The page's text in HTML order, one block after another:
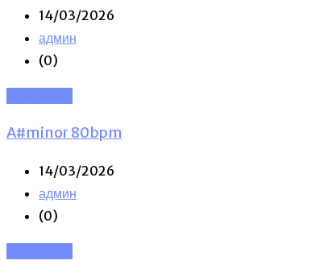
14/03/2026
админ
(0)
A#minor 80bpm
14/03/2026
админ
(0)